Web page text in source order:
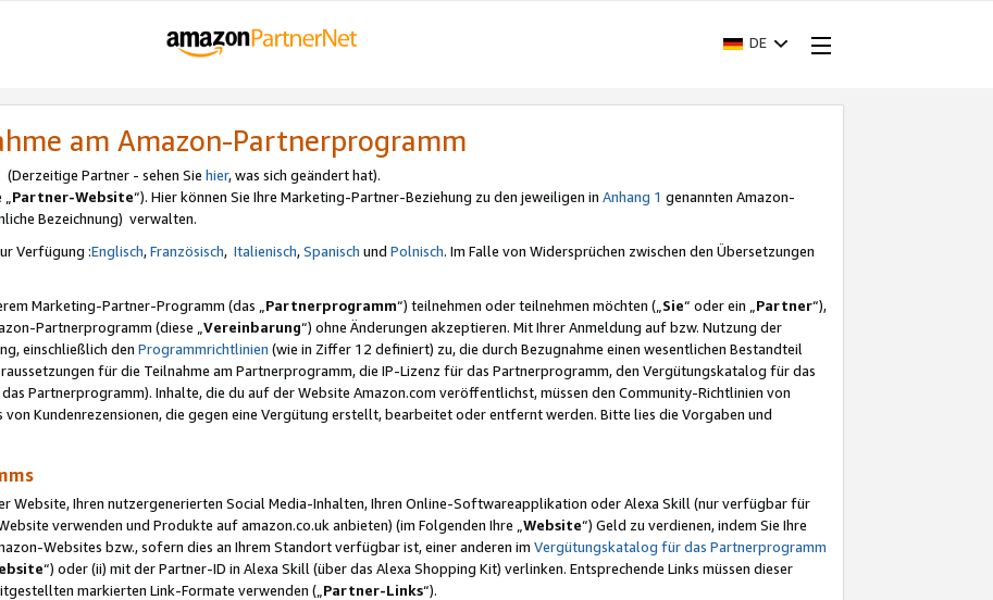
DE
am Amazon-Partnerprogramm
(Derzeitige Partner - sehen Sie hier, was sich geändert hat).
„Partner-Website“). Hier können Sie Ihre Marketing-Partner-Beziehung zu den jeweiligen in Anhang 1 genannten Amazon-
Bezeichnung) verwalten.
Verfügung :Englisch,Französisch, Italienisch,Spanisch und Polnisch. Im Falle von Widersprüchen zwischen den Übersetzungen
Marketing-Partner-Programm (das „Partnerprogramm“) teilnehmen oder teilnehmen möchten („Sie“ oder ein „Partner“),
Partnerprogramm (diese „Vereinbarung“) ohne Änderungen akzeptieren. Mit Ihrer Anmeldung auf bzw. Nutzung der
einschließlich den Programmrichtlinien (wie in Ziffer 12 definiert) zu, die durch Bezugnahme einen wesentlichen Bestandteil
für die Teilnahme am Partnerprogramm, die IP-Lizenz für das Partnerprogramm, den Vergütungskatalog für das
Partnerprogramm). Inhalte, die du auf der Website Amazon.com veröffentlichst, müssen den Community-Richtlinien von
von Kundenrezensionen, die gegen eine Vergütung erstellt, bearbeitet oder entfernt werden. Bitte lies die Vorgaben und
Website, Ihren nutzergenerierten Social Media-Inhalten, Ihren Online-Softwareapplikation oder Alexa Skill (nur verfügbar für
verwenden und Produkte auf amazon.co.uk anbieten) (im Folgenden Ihre „ Website“) Geld zu verdienen, indem Sie Ihre
Websites bzw., sofern dies an Ihrem Standort verfügbar ist, einer anderen im Vergütungskatalog für das Partnerprogramm
“) oder (ii) mit der Partner-ID in Alexa Skill (über das Alexa Shopping Kit) verlinken. Entsprechende Links müssen dieser
markierten Link-Formate verwenden („ Partner-Links“).